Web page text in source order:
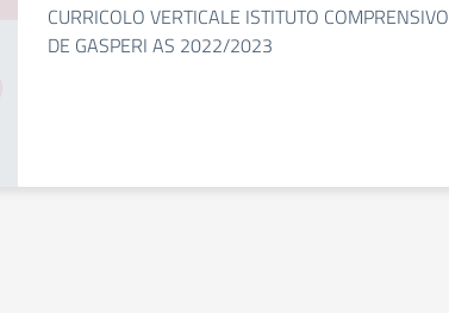
CURRICOLO VERTICALE ISTITUTO COMPRENSIVO
DE GASPERI AS 2022/2023